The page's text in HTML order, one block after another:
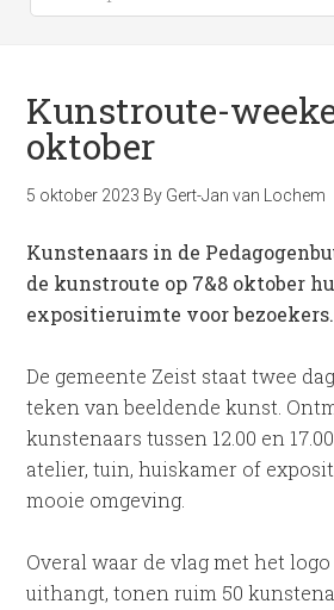
Kunstroute-
oktober
5 oktober 2023 By Gert-Jan van Lochem
Kunstenaars in de
de kunstroute op 7&8 oktober
expositieruimte voor bezoekers.
De gemeente Zeist staat twee
teken van beeldende kunst.
kunstenaars tussen 12.00 en
atelier, tuin, huiskamer of
mooie omgeving.
Overal waar de vlag met het logo
uithangt, tonen ruim 50